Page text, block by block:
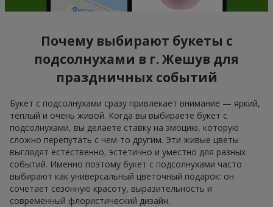
Почему выбирают букеты с
подсолнухами в г. Жешув для
праздничных событий
Букет с подсолнухами сразу привлекает внимание — яркий,
тёплый и очень живой. Когда вы выбираете букет с
подсолнухами, вы делаете ставку на эмоцию, которую
сложно перепутать с чем-то другим. Эти живые цветы
выглядят естественно, эстетично и уместно для разных
событий. Именно поэтому букет с подсолнухами часто
выбирают как универсальный цветочный подарок: он
сочетает сезонную красоту, выразительность и
современный флористический дизайн.